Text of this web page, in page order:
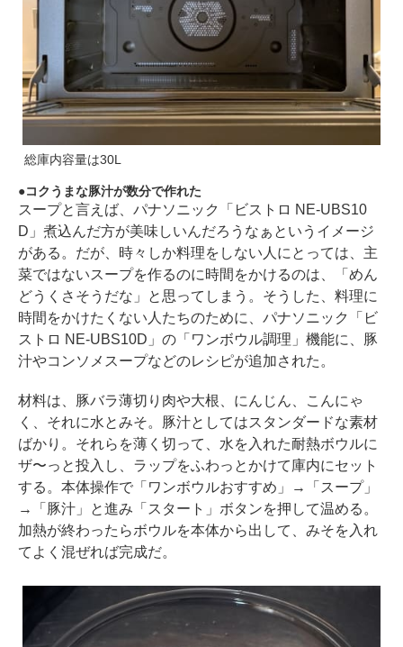
総庫内容量は30L
コクうまな豚汁が数分で作れた
スープと言えば、パナソニック「ビストロ NE-UBS10
D」煮込んだ方が美味しいんだろうなぁというイメージ
がある。だが、時々しか料理をしない人にとっては、主
菜ではないスープを作るのに時間をかけるのは、「めん
どうくさそうだな」と思ってしまう。そうした、料理に
時間をかけたくない人たちのために、パナソニック「ビ
ストロ NE-UBS10D」の「ワンボウル調理」機能に、豚
汁やコンソメスープなどのレシピが追加された。
材料は、豚バラ薄切り肉や大根、にんじん、こんにゃ
く、それに水とみそ。豚汁としてはスタンダードな素材
ばかり。それらを薄く切って、水を入れた耐熱ボウルに
ザ〜っと投入し、ラップをふわっとかけて庫内にセット
する。本体操作で「ワンボウルおすすめ」→「スープ」
→「豚汁」と進み「スタート」ボタンを押して温める。
加熱が終わったらボウルを本体から出して、みそを入れ
てよく混ぜれば完成だ。